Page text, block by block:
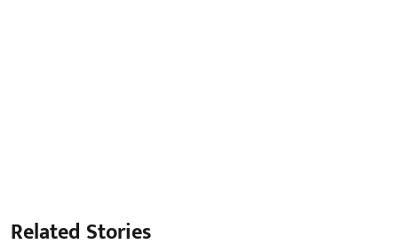
Related Stories